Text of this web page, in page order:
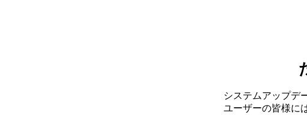
システムアップデ
ユーザーの皆様に